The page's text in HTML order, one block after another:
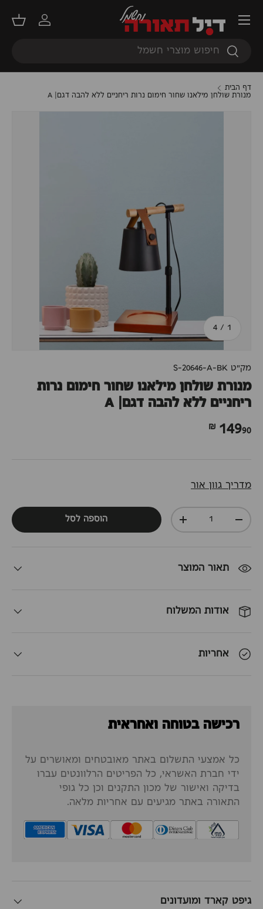
דילוג
חיפוש
חיפוש
התחברות
סל
תפריט
דף הבית
מנורת שולחן מילאנו שחור חימום נרות ריחניים ללא להבה דגם| A
1
/ מתוך
4
מק"ט S-20646-A-BK
מנורת שולחן מילאנו שחור חימום נרות
ריחניים ללא להבה דגם| A
14990 ₪
מדריך גוון אור
כמות
+ הוספה לסל
תאור המוצר
אודות המשלוח
אחריות
רכישה בטוחה ואחראית
כל אמצעי התשלום באתר מאובטחים ומאושרים על
ידי חברת האשראי, כל הפריטים הרלוונטים עברו
בדיקה ואישור של מכון התקנים וכן כל גופי
התאורה באתר מגיעים עם אחריות מלאה.
גיפט קארד ומועדונים